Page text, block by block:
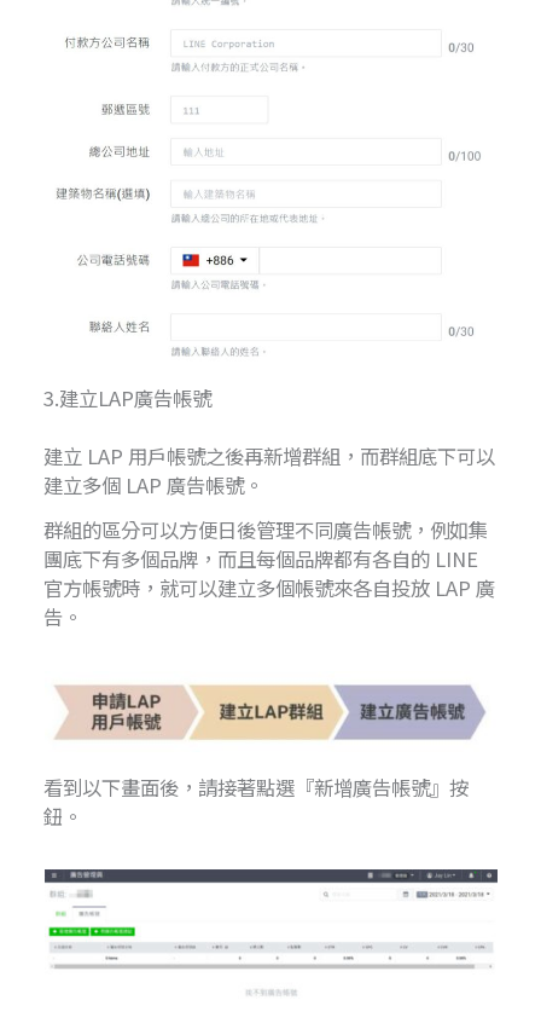
3.建立LAP廣告帳號
建立 LAP 用戶帳號之後再新增群組，而群組底下可以
建立多個 LAP 廣告帳號。
群組的區分可以方便日後管理不同廣告帳號，例如集
團底下有多個品牌，而且每個品牌都有各自的 LINE
官方帳號時，就可以建立多個帳號來各自投放 LAP 廣
告。
看到以下畫面後，請接著點選『新增廣告帳號』按
鈕。